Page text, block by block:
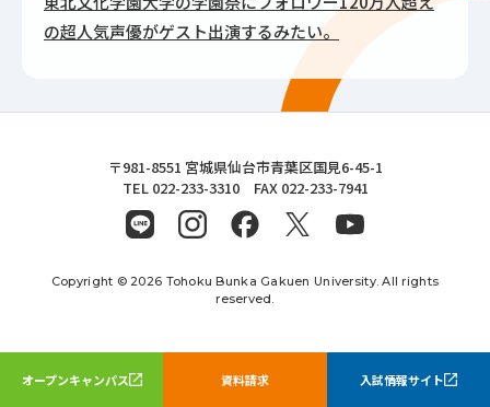
オープンキャンパス 資料請求 入試情報サイト
の超人気声優がゲスト出演するみたい。
東北文化学園大学
〒981-8551 宮城県仙台市青葉区国見6-45-1
TEL 022-233-3310 FAX 022-233-7941
Copyright © 2026 Tohoku Bunka Gakuen University. All rights
reserved.